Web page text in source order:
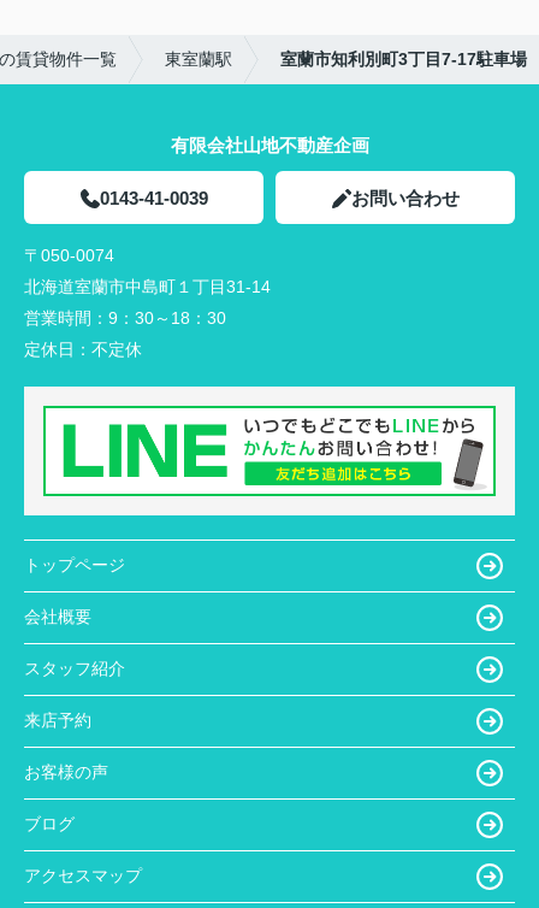
賃貸物件一覧 東室蘭駅 室蘭市知利別町3丁目7-17駐車場
有限会社山地不動産企画
0143-41-0039 お問い合わせ
〒050-0074
北海道室蘭市中島町１丁目31-14
営業時間： 9：30～18：30
定休日： 不定休
トップページ
会社概要
スタッフ紹介
来店予約
お客様の声
ブログ
アクセスマップ